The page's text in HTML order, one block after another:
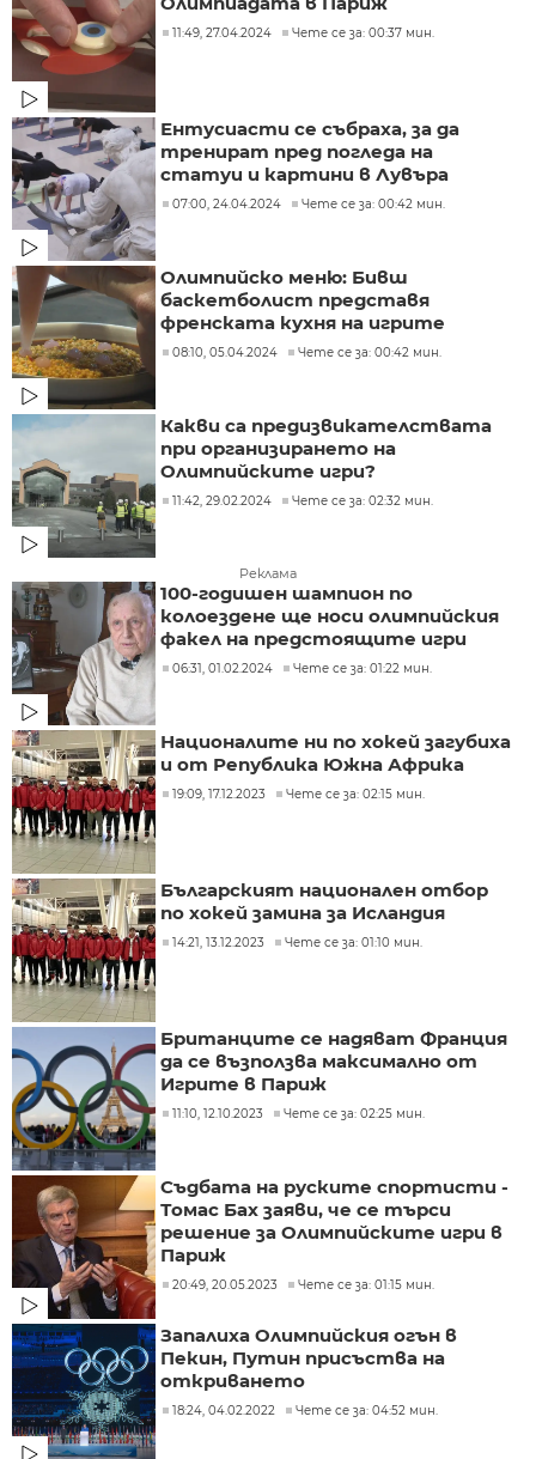
11:49, 27.04.2024 Чете се за: 00:37 мин.
Ентусиасти се събраха, за да
тренират пред погледа на
статуи и картини в Лувъра
07:00, 24.04.2024 Чете се за: 00:42 мин.
Олимпийско меню: Бивш
баскетболист представя
френската кухня на игрите
08:10, 05.04.2024 Чете се за: 00:42 мин.
Какви са предизвикателствата
при организирането на
Олимпийските игри?
11:42, 29.02.2024 Чете се за: 02:32 мин.
Реклама
100-годишен шампион по
колоездене ще носи олимпийския
факел на предстоящите игри
06:31, 01.02.2024 Чете се за: 01:22 мин.
Националите ни по хокей загубиха
и от Република Южна Африка
19:09, 17.12.2023 Чете се за: 02:15 мин.
Българският национален отбор
по хокей замина за Исландия
14:21, 13.12.2023 Чете се за: 01:10 мин.
Британците се надяват Франция
да се възползва максимално от
Игрите в Париж
11:10, 12.10.2023 Чете се за: 02:25 мин.
Съдбата на руските спортисти -
Томас Бах заяви, че се търси
решение за Олимпийските игри в
Париж
20:49, 20.05.2023 Чете се за: 01:15 мин.
Запалиха Олимпийския огън в
Пекин, Путин присъства на
откриването
18:24, 04.02.2022 Чете се за: 04:52 мин.